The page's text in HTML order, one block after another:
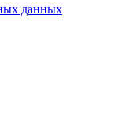
данных